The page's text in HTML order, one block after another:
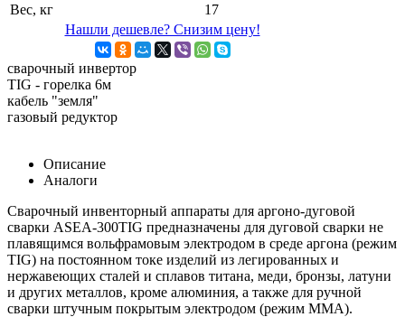
Вес, кг
17
Нашли дешевле? Снизим цену!
сварочный инвертор
TIG - горелка 6м
кабель "земля"
газовый редуктор
Описание
Аналоги
Сварочный инвенторный аппараты для аргоно-дуговой
сварки ASEA-300TIG предназначены для дуговой сварки не
плавящимся вольфрамовым электродом в среде аргона (режим
ТIG) на постоянном токе изделий из легированных и
нержавеющих сталей и сплавов титана, меди, бронзы, латуни
и других металлов, кроме алюминия, а также для ручной
сварки штучным покрытым электродом (режим ММА).